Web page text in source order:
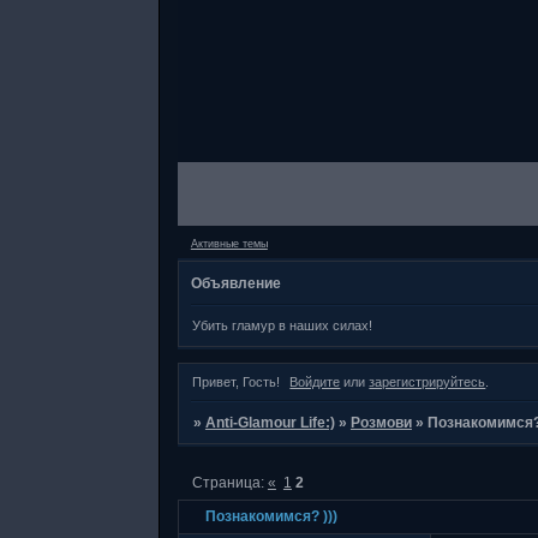
Активные темы
Объявление
Убить гламур в наших силах!
Привет, Гость! Войдите илизарегистрируйтесь
» Anti-Glamour Life:) » Розмови »
Познакомимся? )))
Страница: « 1 2